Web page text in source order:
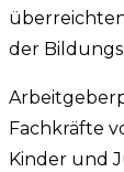
der
Fachkräfte
Kinder und